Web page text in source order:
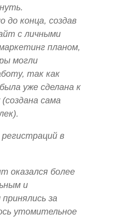
до конца, создав
с личными
планом,
могли
так как
уже сделана к
сама
в
оказался более
и
за
утомительное